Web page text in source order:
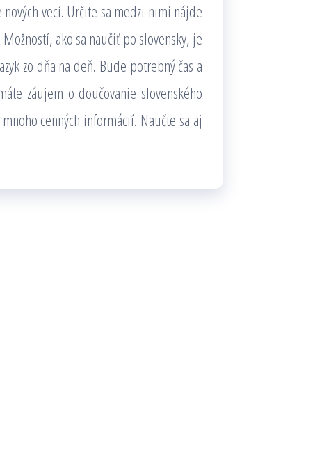
vecí. Určite sa medzi nimi nájde
ako sa naučiť po slovensky, je
zo dňa na deň. Bude potrebný čas a
záujem o doučovanie slovenského
cenných informácií. Naučte sa aj